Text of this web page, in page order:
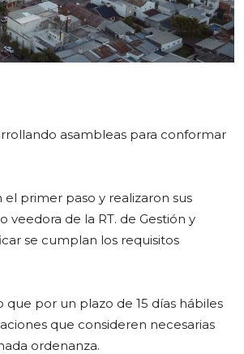
asambleas para conformar
el primer paso y realizaron sus
de la RT. de Gestión y
se cumplan los requisitos
por un plazo de 15 días hábiles
que consideren necesarias
ordenanza.